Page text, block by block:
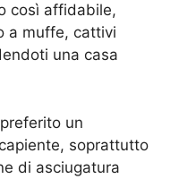
così affidabile,
a muffe, cattivi
una casa
un
soprattutto
di asciugatura